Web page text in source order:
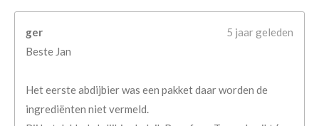
ger
5 jaar geleden
Beste Jan
Het eerste abdijbier was een pakket daar worden de
ingrediënten niet vermeld.